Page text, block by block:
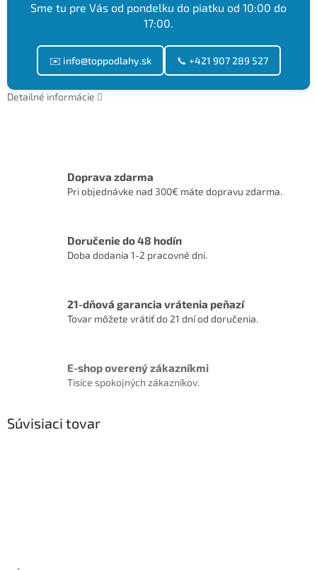
Sme tu pre Vás od pondelku do piatku od 10:00 do
17:00.
✉️ info@toppodlahy.sk 📞 +421 907 289 527
Detailné informácie
Doprava zdarma
Pri objednávke nad 300€ máte dopravu zdarma.
Doručenie do 48 hodín
Doba dodania 1-2 pracovné dni.
21-dňová garancia vrátenia peňazí
Tovar môžete vrátiť do 21 dní od doručenia.
E-shop overený zákazníkmi
Tisíce spokojných zákazníkov.
Súvisiaci tovar